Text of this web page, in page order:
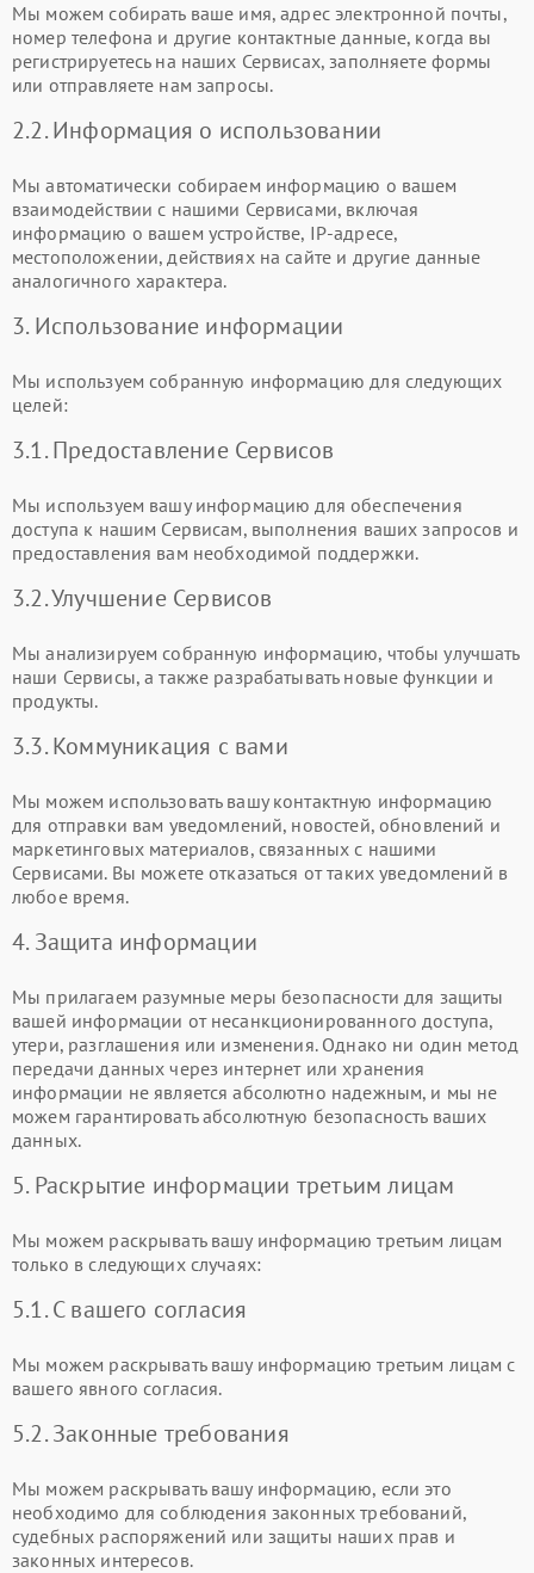
Мы можем собирать ваше имя, адрес электронной почты,
номер телефона и другие контактные данные, когда вы
регистрируетесь на наших Сервисах, заполняете формы
или отправляете нам запросы.
2.2. Информация о использовании
Мы автоматически собираем информацию о вашем
взаимодействии с нашими Сервисами, включая
информацию о вашем устройстве, IP-адресе,
местоположении, действиях на сайте и другие данные
аналогичного характера.
3. Использование информации
Мы используем собранную информацию для следующих
целей:
3.1. Предоставление Сервисов
Мы используем вашу информацию для обеспечения
доступа к нашим Сервисам, выполнения ваших запросов и
предоставления вам необходимой поддержки.
3.2. Улучшение Сервисов
Мы анализируем собранную информацию, чтобы улучшать
наши Сервисы, а также разрабатывать новые функции и
продукты.
3.3. Коммуникация с вами
Мы можем использовать вашу контактную информацию
для отправки вам уведомлений, новостей, обновлений и
маркетинговых материалов, связанных с нашими
Сервисами. Вы можете отказаться от таких уведомлений в
любое время.
4. Защита информации
Мы прилагаем разумные меры безопасности для защиты
вашей информации от несанкционированного доступа,
утери, разглашения или изменения. Однако ни один метод
передачи данных через интернет или хранения
информации не является абсолютно надежным, и мы не
можем гарантировать абсолютную безопасность ваших
данных.
5. Раскрытие информации третьим лицам
Мы можем раскрывать вашу информацию третьим лицам
только в следующих случаях:
5.1. С вашего согласия
Мы можем раскрывать вашу информацию третьим лицам с
вашего явного согласия.
5.2. Законные требования
Мы можем раскрывать вашу информацию, если это
необходимо для соблюдения законных требований,
судебных распоряжений или защиты наших прав и
законных интересов.